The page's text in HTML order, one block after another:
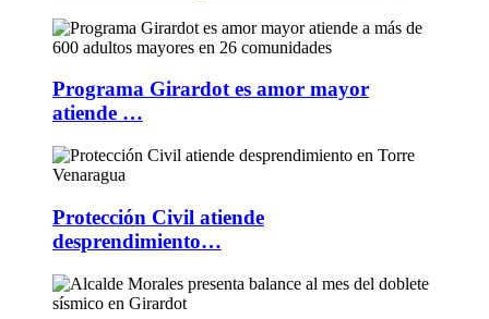
Programa Girardot es amor mayor
atiende …
Protección Civil atiende
desprendimiento…